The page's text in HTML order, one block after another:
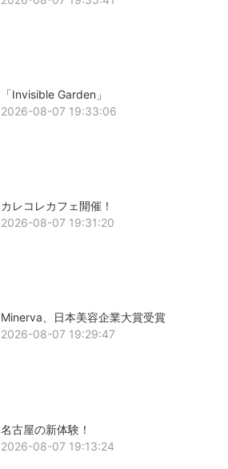
「Invisible Garden」
2026-08-07 19:33:06
カレコレカフェ開催！
2026-08-07 19:31:20
Minerva、日本美容企業大賞受賞
2026-08-07 19:29:47
名古屋の新体験！
2026-08-07 19:13:24